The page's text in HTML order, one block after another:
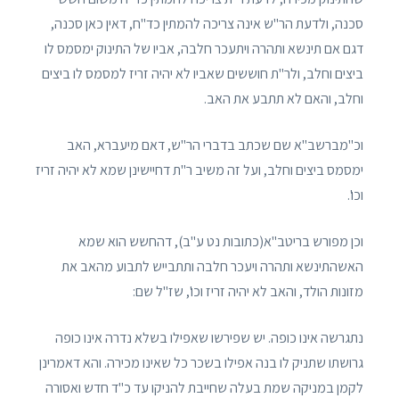
סכנה, ולדעת הר"ש אינה צריכה להמתין כד"ח, דאין כאן סכנה,
דגם אם תינשא ותהרה ויתעכר חלבה, אביו של התינוק ימסמס לו
ביצים וחלב, ולר"ת חוששים שאביו לא יהיה זריז למסמס לו ביצים
וחלב, והאם לא תתבע את האב.
וכ"מברשב"א שם שכתב בדברי הר"ש, דאם מיעברא, האב
ימסמס ביצים וחלב, ועל זה משיב ר"ת דחיישינן שמא לא יהיה זריז
וכו'.
וכן מפורש בריטב"א(כתובות נט ע"ב), דהחשש הוא שמא
האשהתינשא ותהרה ויעכר חלבה ותתבייש לתבוע מהאב את
מזונות הולד, והאב לא יהיה זריז וכו', שז"ל שם:
נתגרשה אינו כופה. יש שפירשו שאפילו בשלא נדרה אינו כופה
גרושתו שתניק לו בנה אפילו בשכר כל שאינו מכירה. והא דאמרינן
לקמן במניקה שמת בעלה שחייבת להניקו עד כ"ד חדש ואסורה